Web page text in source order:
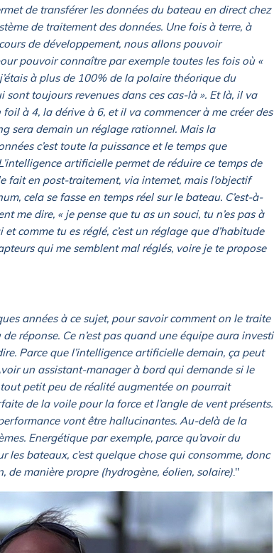
de transférer les données du bateau en direct chez
de traitement des données. Une fois à terre, à
de développement, nous allons pouvoir
pouvoir connaître par exemple toutes les fois où «
à plus de 100% de la polaire théorique du
toujours revenues dans ces cas-là ». Et là, il va
à 4, la dérive à 6, et il va commencer à me créer des
sera demain un réglage rationnel. Mais la
c’est toute la puissance et le temps que
artificielle permet de réduire ce temps de
fait en post-traitement, via internet, mais l’objectif
cela se fasse en temps réel sur le bateau. C’est-à-
me dire, « je pense que tu as un souci, tu n’es pas à
comme tu es réglé, c’est un réglage que d’habitude
qui me semblent mal réglés, voire je te propose
années à ce sujet, pour savoir comment on le traite
réponse. Ce n’est pas quand une équipe aura investi
Parce que l’intelligence artificielle demain, ça peut
un assistant-manager à bord qui demande si le
petit peu de réalité augmentée on pourrait
de la voile pour la force et l’angle de vent présents.
vont être hallucinantes. Au-delà de la
Energétique par exemple, parce qu’avoir du
les bateaux, c’est quelque chose qui consomme, donc
manière propre (hydrogène, éolien, solaire)."